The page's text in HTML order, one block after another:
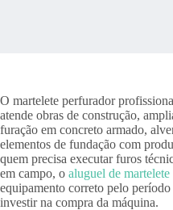
O martelete perfurador
atende obras de construção,
furação em concreto armado,
elementos de fundação com
quem precisa executar furos
em campo, o aluguel de
equipamento correto pelo período
investir na compra da máquina.